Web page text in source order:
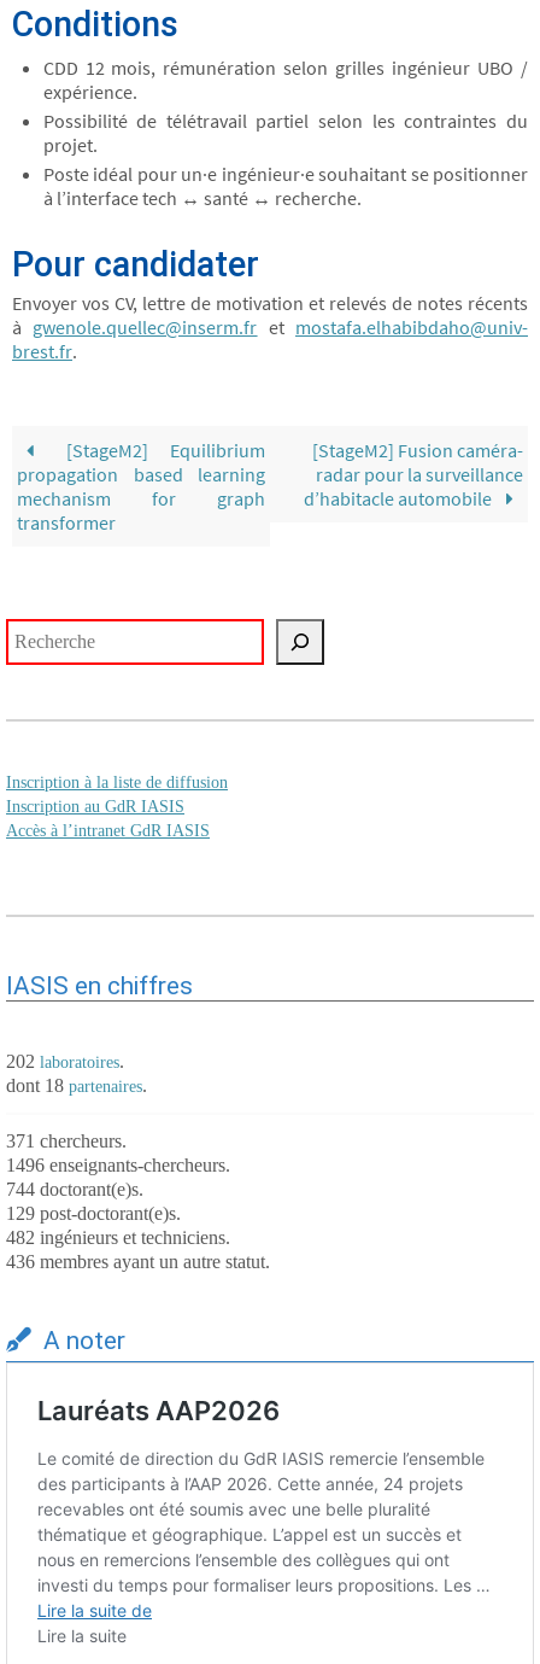
Conditions
CDD 12 mois, rémunération selon grilles ingénieur UBO /
expérience.
Possibilité de télétravail partiel selon les contraintes du
projet.
Poste idéal pour un·e ingénieur·e souhaitant se positionner
à l’interface tech ↔ santé ↔ recherche.
Pour candidater
Envoyer vos CV, lettre de motivation et relevés de notes récents
à gwenole.quellec@inserm.fr et mostafa.elhabibdaho@univ-
brest.fr.
[StageM2] Equilibrium
propagation based learning
mechanism for graph
transformer
[StageM2] Fusion caméra-
radar pour la surveillance
d’habitacle automobile
Inscription à la liste de diffusion
Inscription au GdR IASIS
Accès à l’intranet GdR IASIS
IASIS en chiffres
202 laboratoires.
dont 18 partenaires.
371 chercheurs.
1496 enseignants-chercheurs.
744 doctorant(e)s.
129 post-doctorant(e)s.
482 ingénieurs et techniciens.
436 membres ayant un autre statut.
A noter